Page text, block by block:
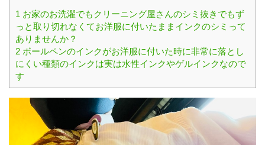
1 お家のお洗濯でもクリーニング屋さんのシミ抜きでもず
っと取り切れなくてお洋服に付いたままインクのシミって
ありませんか？
2 ボールペンのインクがお洋服に付いた時に非常に落とし
にくい種類のインクは実は水性インクやゲルインクなので
す